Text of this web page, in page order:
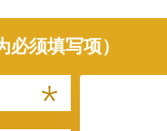
须填写项）